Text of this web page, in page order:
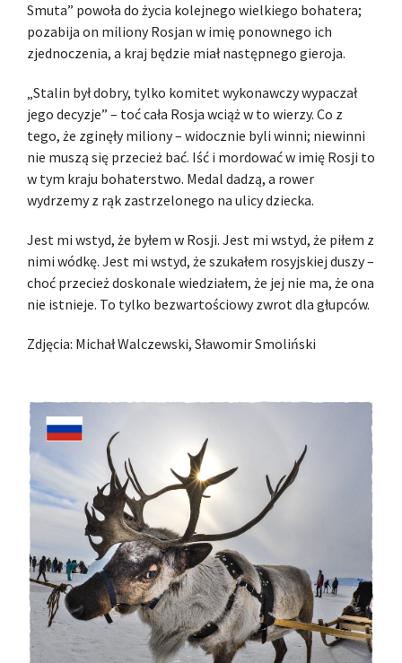
Smuta” powoła do życia kolejnego wielkiego bohatera;
pozabija on miliony Rosjan w imię ponownego ich
zjednoczenia, a kraj będzie miał następnego gieroja.
„Stalin był dobry, tylko komitet wykonawczy wypaczał
jego decyzje” – toć cała Rosja wciąż w to wierzy. Co z
tego, że zginęły miliony – widocznie byli winni; niewinni
nie muszą się przecież bać. Iść i mordować w imię Rosji to
w tym kraju bohaterstwo. Medal dadzą, a rower
wydrzemy z rąk zastrzelonego na ulicy dziecka.
Jest mi wstyd, że byłem w Rosji. Jest mi wstyd, że piłem z
nimi wódkę. Jest mi wstyd, że szukałem rosyjskiej duszy –
choć przecież doskonale wiedziałem, że jej nie ma, że ona
nie istnieje. To tylko bezwartościowy zwrot dla głupców.
Zdjęcia: Michał Walczewski, Sławomir Smoliński